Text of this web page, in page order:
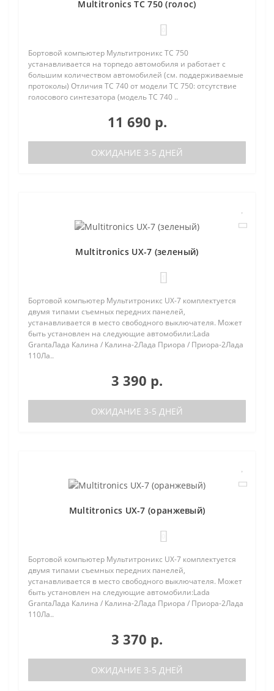
Multitronics TC 750 (голос)
Бортовой компьютер Мультитроникс TC 750
устанавливается на торпедо автомобиля и работает с
большим количеством автомобилей (см. поддерживаемые
протоколы) Отличия TC 740 от модели TC 750: отсутствие
голосового синтезатора (модель TC 740 ..
11 690 р.
ОЖИДАНИЕ 3-5 ДНЕЙ
Multitronics UX-7 (зеленый)
Бортовой компьютер Мультитроникс UX-7 комплектуется
двумя типами съемных передних панелей,
устанавливается в место свободного выключателя. Может
быть установлен на следующие автомобили:Lada
GrantaЛада Калина / Калина-2Лада Приора / Приора-2Лада
110Ла..
3 390 р.
ОЖИДАНИЕ 3-5 ДНЕЙ
Multitronics UX-7 (оранжевый)
Бортовой компьютер Мультитроникс UX-7 комплектуется
двумя типами съемных передних панелей,
устанавливается в место свободного выключателя. Может
быть установлен на следующие автомобили:Lada
GrantaЛада Калина / Калина-2Лада Приора / Приора-2Лада
110Ла..
3 370 р.
ОЖИДАНИЕ 3-5 ДНЕЙ